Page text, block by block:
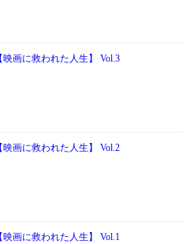
映画に救われた人生】 Vol.3
映画に救われた人生】 Vol.2
映画に救われた人生】 Vol.1